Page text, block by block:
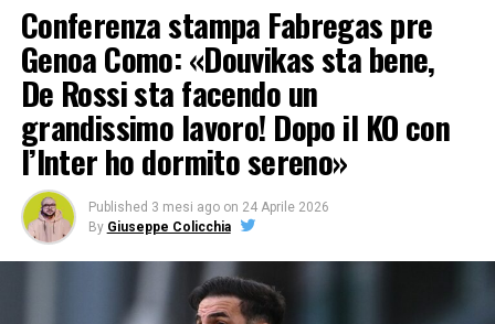
Conferenza stampa Fabregas pre
Genoa Como: «Douvikas sta bene,
De Rossi sta facendo un
grandissimo lavoro! Dopo il KO con
l’Inter ho dormito sereno»
Published 3 mesi ago on 24 Aprile 2026
By Giuseppe Colicchia